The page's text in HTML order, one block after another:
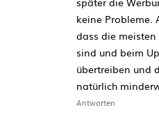
keine Probleme.
dass die
sind und beim
übertreiben und
natürlich
Antworten